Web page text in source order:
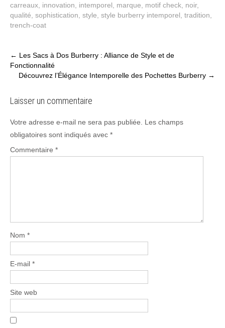
carreaux innovation intemporel marque motif check noir,
qualité sophistication style style burberry intemporel tradition
trench-coat
Post
navigation
← Les Sacs à Dos Burberry : Alliance de Style et de
Fonctionnalité
Découvrez l’Élégance Intemporelle des Pochettes Burberry →
Laisser un commentaire
Votre adresse e-mail ne sera pas publiée.
Les champs
obligatoires sont indiqués avec *
Commentaire *
Nom *
E-mail *
Site web